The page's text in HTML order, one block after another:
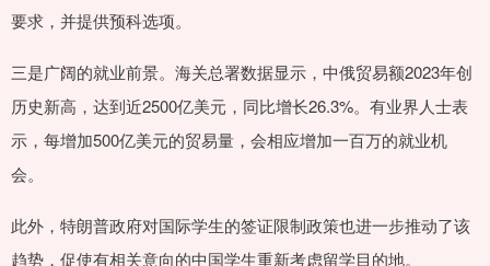
要求，并提供预科选项。
三是广阔的就业前景。海关总署数据显示，中俄贸易额2023年创
历史新高，达到近2500亿美元，同比增长26.3%。有业界人士表
示，每增加500亿美元的贸易量，会相应增加一百万的就业机
会。
此外，特朗普政府对国际学生的签证限制政策也进一步推动了该
趋势，促使有相关意向的中国学生重新考虑留学目的地。